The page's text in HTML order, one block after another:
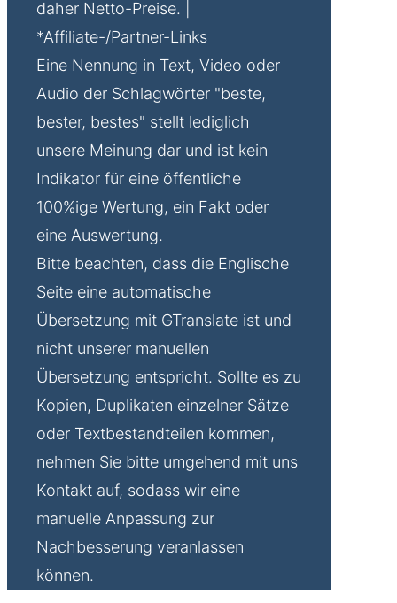
daher Netto-Preise. |
*Affiliate-/Partner-Links
Eine Nennung in Text, Video oder
Audio der Schlagwörter "beste,
bester, bestes" stellt lediglich
unsere Meinung dar und ist kein
Indikator für eine öffentliche
100%ige Wertung, ein Fakt oder
eine Auswertung.
Bitte beachten, dass die Englische
Seite eine automatische
Übersetzung mit GTranslate ist und
nicht unserer manuellen
Übersetzung entspricht. Sollte es zu
Kopien, Duplikaten einzelner Sätze
oder Textbestandteilen kommen,
nehmen Sie bitte umgehend mit uns
Kontakt auf, sodass wir eine
manuelle Anpassung zur
Nachbesserung veranlassen
können.